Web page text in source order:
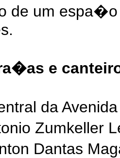
um espa�o
e
da
Zumkeller
Dantas